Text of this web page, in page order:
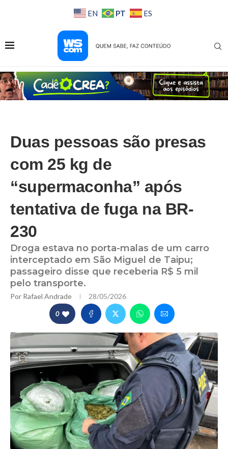
EN PT ES
Duas pessoas são presas
com 25 kg de
“supermaconha” após
tentativa de fuga na BR-
230
Droga estava no porta-malas de um carro
interceptado em São Miguel de Taipu;
passageiro disse que receberia R$ 5 mil
pelo transporte.
Por Rafael Andrade 28/05/2026
0